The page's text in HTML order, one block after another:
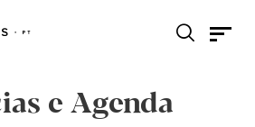
e Agenda